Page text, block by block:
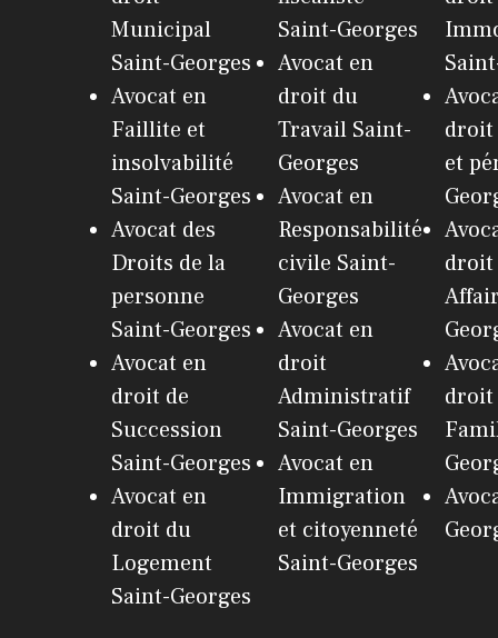
Municipal
Saint-Georges
Avocat en
Faillite et
insolvabilité
Saint-Georges
Avocat des
Droits de la
personne
Saint-Georges
Avocat en
droit de
Succession
Saint-Georges
Avocat en
droit du
Logement
Saint-Georges
Saint-Georges
Avocat en
droit du
Travail Saint-
Georges
Avocat en
Responsabilité
civile Saint-
Georges
Avocat en
droit
Administratif
Saint-Georges
Avocat en
Immigration
et citoyenneté
Saint-Georges
et
droit
droit